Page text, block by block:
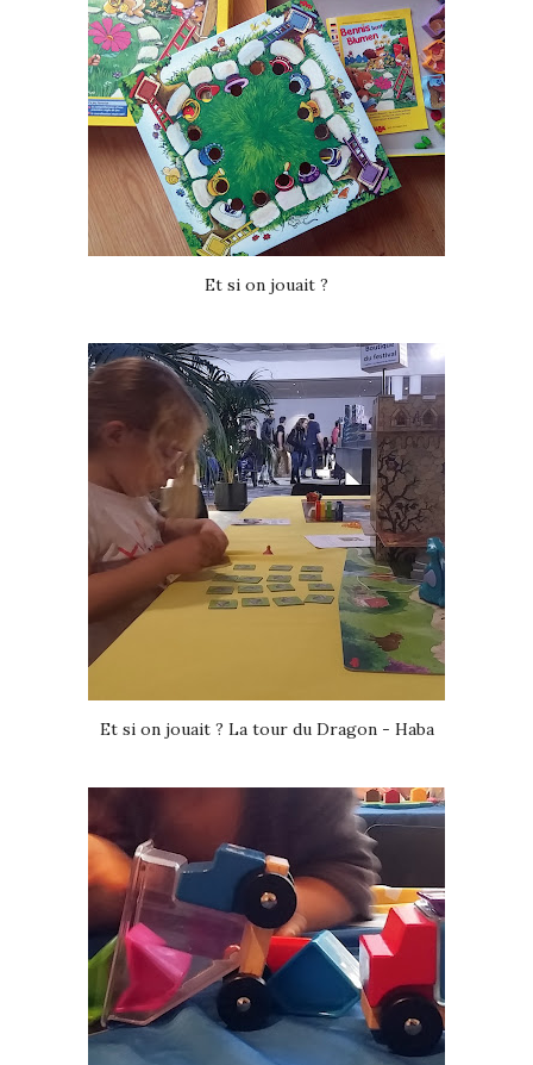
Et si on jouait ?
Et si on jouait ? La tour du Dragon - Haba